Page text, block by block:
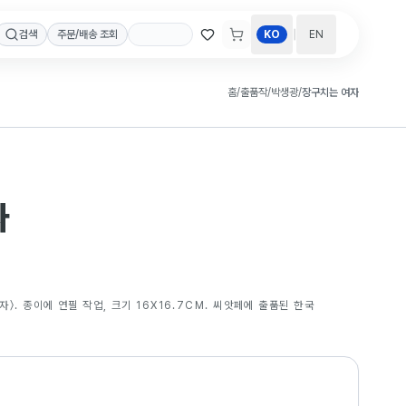
검색 주문/배송 조회 KO EN
홈/출품작/박생광/장구치는 여자
자〉. 종이에 연필 작업, 크기 16X16.7CM. 씨앗페에 출품된 한국